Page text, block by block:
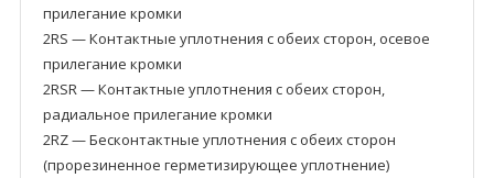
прилегание кромки
2RS — Контактные уплотнения с обеих сторон, осевое
прилегание кромки
2RSR — Контактные уплотнения с обеих сторон,
радиальное прилегание кромки
2RZ — Бесконтактные уплотнения с обеих сторон
(прорезиненное герметизирующее уплотнение)